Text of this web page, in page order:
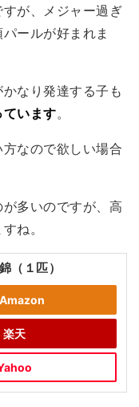
が、メジャー過ぎ
ールが好まれま
なり発達する子も
います。
なので欲しい場合
多いのですが、高
ね。
（１匹）
Amazon
楽天